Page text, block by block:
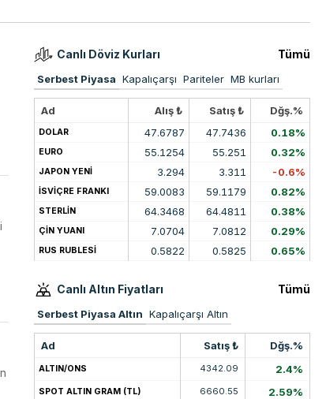
Canlı Döviz Kurları Tümü
Serbest Piyasa Kapalıçarşı Pariteler MB kurları
Ad Alış ₺ Satış ₺ Dğş.%
DOLAR 47.6787 47.7436 0.18%
EURO 55.1254 55.251 0.32%
JAPON YENİ 3.294 3.311 -0.6%
İSVİÇRE FRANKI 59.0083 59.1179 0.82%
STERLİN 64.3468 64.4811 0.38%
ÇİN YUANI 7.0704 7.0812 0.29%
RUS RUBLESİ 0.5822 0.5825 0.65%
Canlı Altın Fiyatları Tümü
Serbest Piyasa Altın Kapalıçarşı Altın
Ad Satış ₺ Dğş.%
ALTIN/ONS 4342.09 2.4%
SPOT ALTIN GRAM (TL) 6660.55 2.59%